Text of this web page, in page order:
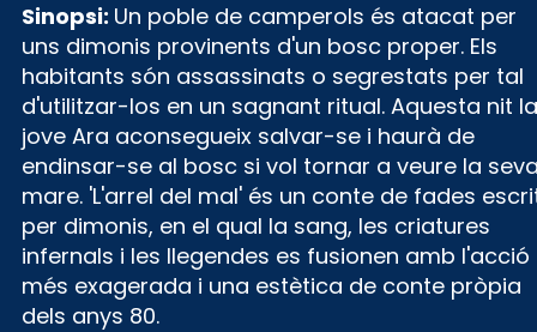
Sinopsi: Un poble de camperols és atacat per
uns dimonis provinents d'un bosc proper. Els
habitants són assassinats o segrestats per tal
d'utilitzar-los en un sagnant ritual. Aquesta nit la
jove Ara aconsegueix salvar-se i haurà de
endinsar-se al bosc si vol tornar a veure la
mare. 'L'arrel del mal' és un conte de fades
per dimonis, en el qual la sang, les criatures
infernals i les llegendes es fusionen amb l'acció
més exagerada i una estètica de conte pròpia
dels anys 80.